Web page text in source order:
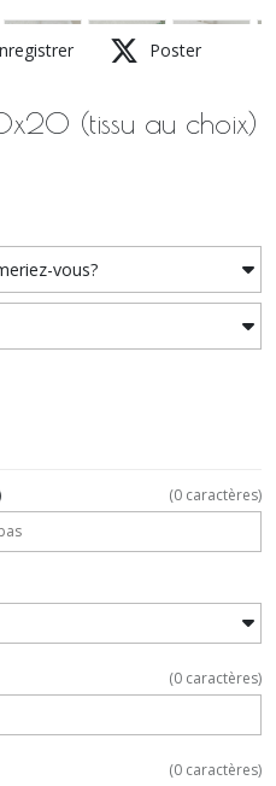
Poster
(tissu au choix)
(0 caractères)
(0 caractères)
(0 caractères)